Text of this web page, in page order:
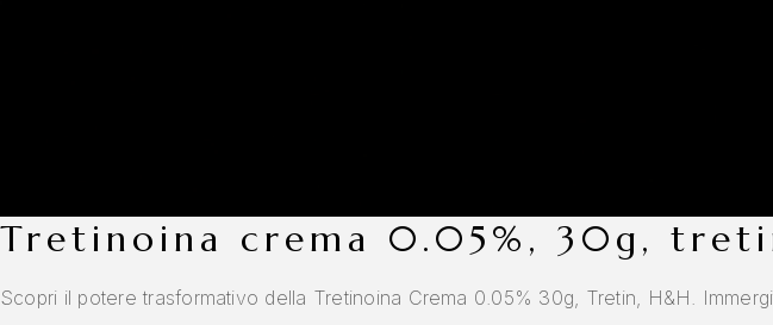
tretinoina crema 0.05%, 30g,
Scopri il potere trasformativo della Tretinoina Crema 0.05% 30g, Tretin, H&H.